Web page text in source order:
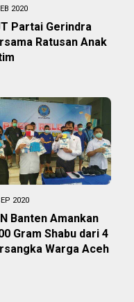
2020
Partai Gerindra
Ratusan Anak
2020
Banten Amankan
Gram Shabu dari 4
Warga Aceh